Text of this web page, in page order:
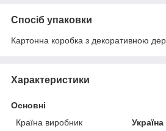
Спосіб упаковки
Картонна коробка з декоративною
Характеристики
Основні
Країна виробник
Україна